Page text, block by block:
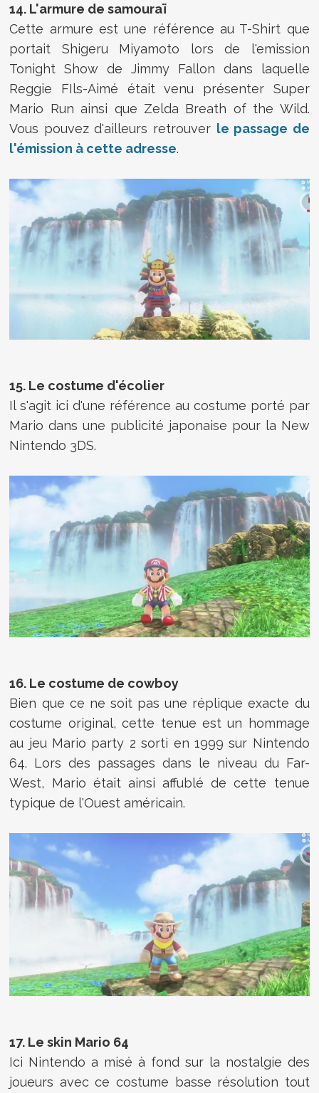
14. L'armure de samouraï
Cette armure est une référence au T-Shirt que
portait Shigeru Miyamoto lors de l'emission
Tonight Show de Jimmy Fallon dans laquelle
Reggie FIls-Aimé était venu présenter Super
Mario Run ainsi que Zelda Breath of the Wild.
Vous pouvez d'ailleurs retrouver le passage de
l'émission à cette adresse.
15. Le costume d'écolier
Il s'agit ici d'une référence au costume porté par
Mario dans une publicité japonaise pour la New
Nintendo 3DS.
16. Le costume de cowboy
Bien que ce ne soit pas une réplique exacte du
costume original, cette tenue est un hommage
au jeu Mario party 2 sorti en 1999 sur Nintendo
64. Lors des passages dans le niveau du Far-
West, Mario était ainsi affublé de cette tenue
typique de l'Ouest américain.
17. Le skin Mario 64
Ici Nintendo a misé à fond sur la nostalgie des
joueurs avec ce costume basse résolution tout